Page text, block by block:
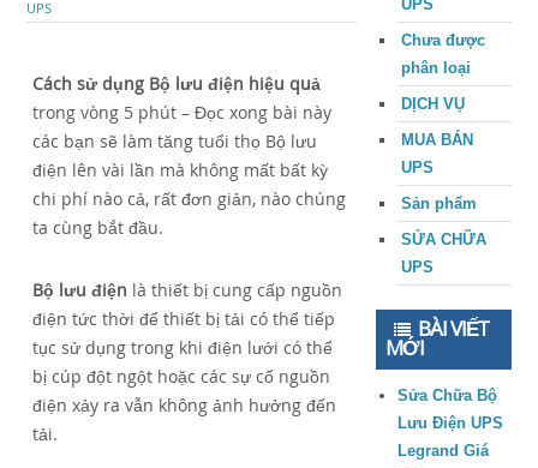
UPS
Cách sử dụng Bộ lưu điện hiệu quả
trong vòng 5 phút – Đọc xong bài này
các bạn sẽ làm tăng tuổi thọ Bộ lưu
điện lên vài lần mà không mất bất kỳ
chi phí nào cả, rất đơn giản, nào chúng
ta cùng bắt đầu.
Bộ lưu điện là thiết bị cung cấp nguồn
điện tức thời để thiết bị tải có thể tiếp
tục sử dụng trong khi điện lưới có thể
bị cúp đột ngột hoặc các sự cố nguồn
điện xảy ra vẫn không ảnh hưởng đến
tải.
UPS
Chưa được
phân loại
DỊCH VỤ
MUA BÁN
UPS
Sản phẩm
SỬA CHỮA
UPS
BÀI VIẾT
MỚI
Sửa Chữa Bộ
Lưu Điện UPS
Legrand Giá